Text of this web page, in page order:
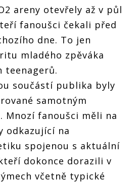
čepice
létaly
vzduchem.
Conan
vrátil do
čepice
létaly
vzduchem.
Conan
vrátil do
areny otevřely až v půl
fanoušci čekali před
dne. To jen
mladého zpěváka
teenagerů.
součástí publika byly
samotným
Mnozí fanoušci měli na
odkazující na
spojenou s aktuální
dokonce dorazili v
včetně typické